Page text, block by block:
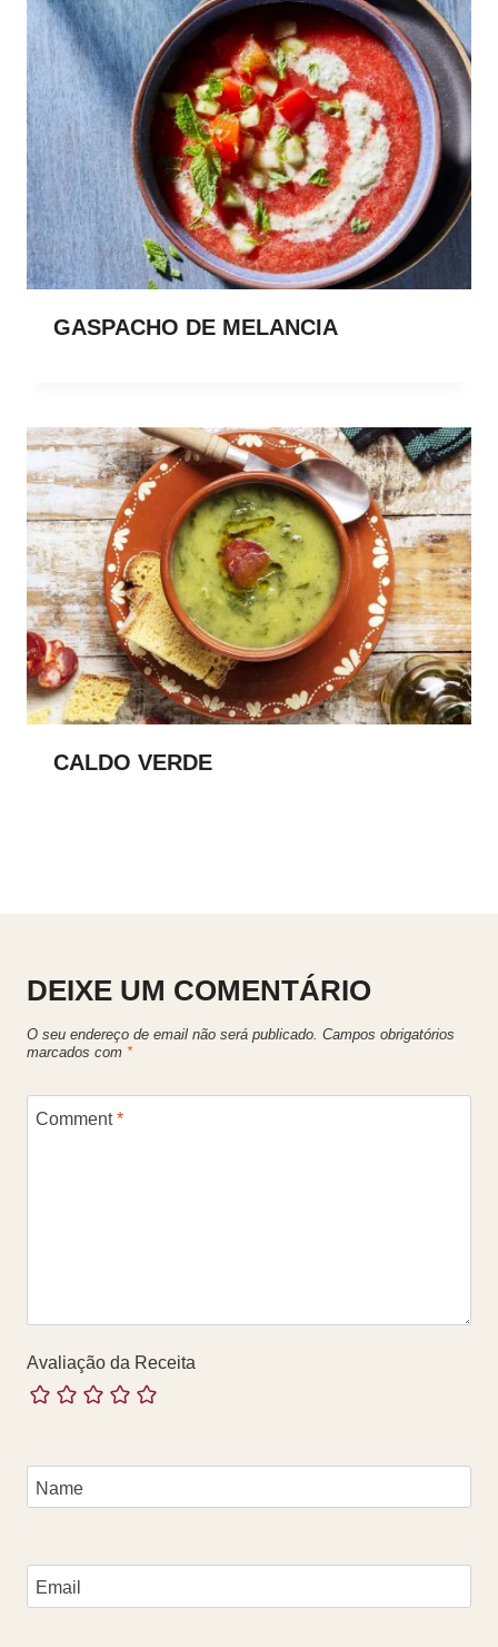
GASPACHO DE MELANCIA
CALDO VERDE
DEIXE UM COMENTÁRIO
O seu endereço de email não será publicado. Campos obrigatórios
marcados com *
Comment*
Avaliação da Receita
Name
Email